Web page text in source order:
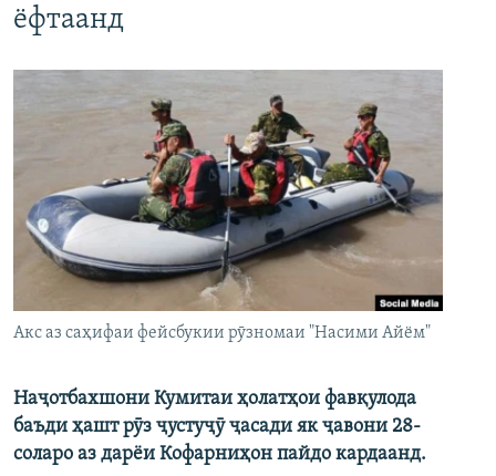
ёфтаанд
Акс аз саҳифаи фейсбукии рӯзномаи "Насими Айём"
Наҷотбахшони Кумитаи ҳолатҳои фавқулода
баъди ҳашт рӯз ҷустуҷӯ ҷасади як ҷавони 28-
соларо аз дарёи Кофарниҳон пайдо кардаанд.